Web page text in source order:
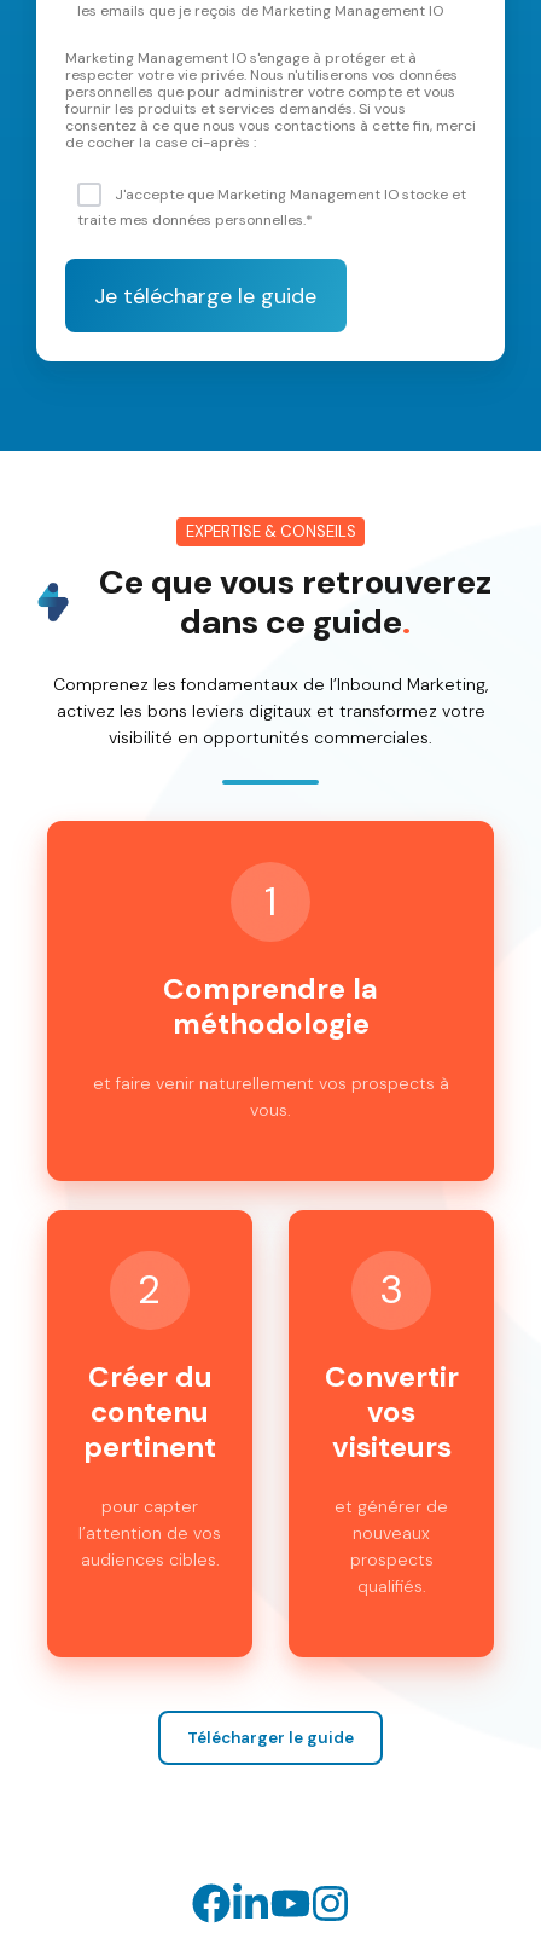
les emails que je reçois de Marketing Management IO
Marketing Management IO s'engage à protéger et à
respecter votre vie privée. Nous n'utiliserons vos données
personnelles que pour administrer votre compte et vous
fournir les produits et services demandés. Si vous
consentez à ce que nous vous contactions à cette fin, merci
de cocher la case ci-après :
J'accepte que Marketing Management IO stocke et
traite mes données personnelles.*
EXPERTISE & CONSEILS
Ce que vous retrouverez
dans ce guide.
Comprenez les fondamentaux de l’Inbound Marketing,
activez les bons leviers digitaux et transformez votre
visibilité en opportunités commerciales.
1
Comprendre la
méthodologie
et faire venir naturellement vos prospects à
vous.
2
Créer du
contenu
pertinent
pour capter
l’attention de vos
audiences cibles.
3
Convertir
vos
visiteurs
et générer de
nouveaux
prospects
qualifiés.
Télécharger le guide